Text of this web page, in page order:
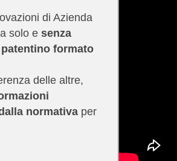
sui soggetti abilitati al rilascio delle
puoi consultare questo
corsisti a scegliere in modo
di Azienda
solo e senza
patentino formato
delle altre,
normativaper